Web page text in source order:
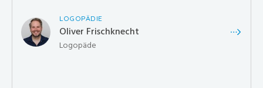
LOGOPÄDIE
Oliver Frischknecht
Logopäde